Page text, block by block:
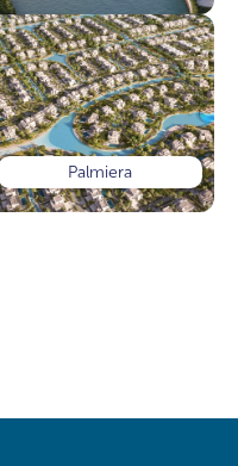
Palmiera